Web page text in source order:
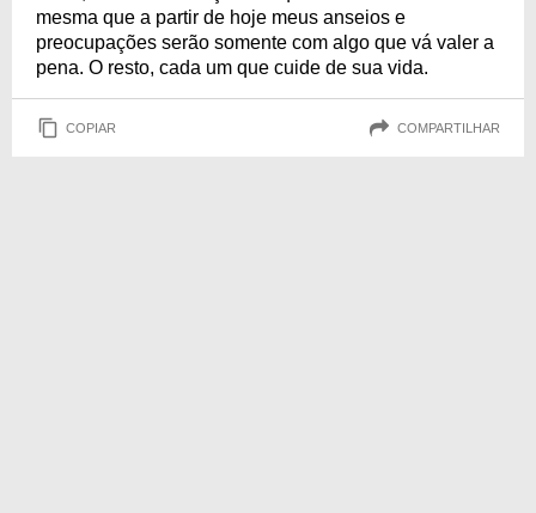
mesma que a partir de hoje meus anseios e
preocupações serão somente com algo que vá valer a
pena. O resto, cada um que cuide de sua vida.
COPIAR COMPARTILHAR